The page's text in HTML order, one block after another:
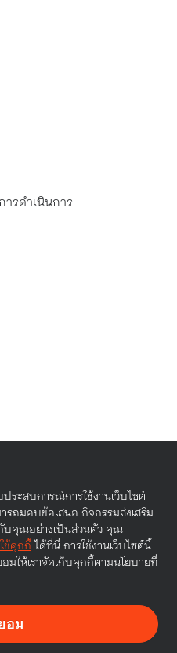
ารดำเนินการ
Public Company Limited.
ระสบการณ์การใช้งานเว็บไซต์
รถมอบข้อเสนอ กิจกรรมส่งเสริม
กับคุณอย่างเป็นส่วนตัว คุณ
ช้คุกกี้ได้ที่นี่ การใช้งานเว็บไซต์นี้
มให้เราจัดเก็บคุกกี้ตามนโยบายที่
อม